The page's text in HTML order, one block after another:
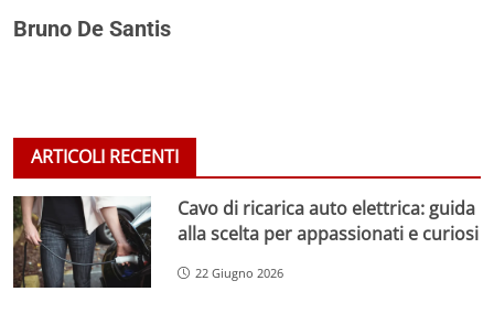
Bruno De Santis
ARTICOLI RECENTI
Cavo di ricarica auto elettrica: guida
alla scelta per appassionati e curiosi
22 Giugno 2026